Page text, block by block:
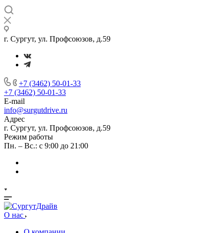
г. Сургут, ул. Профсоюзов, д.59
+7 (3462) 50-01-33
+7 (3462) 50-01-33
E-mail
info@surgutdrive.ru
Адрес
г. Сургут, ул. Профсоюзов, д.59
Режим работы
Пн. – Вс.: с 9:00 до 21:00
О нас